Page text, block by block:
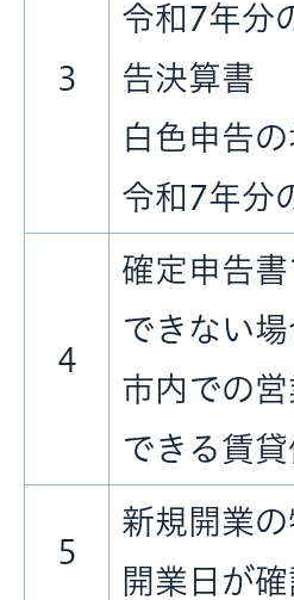
3
令和7年分
告決算書
白色申告
令和7年分
4
確定申告
できない場
市内での
できる賃貸
5
新規開業
開業日が